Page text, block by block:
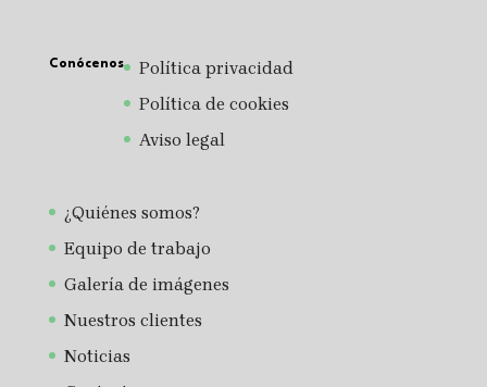
Conócenos
Política privacidad
Política de cookies
Aviso legal
¿Quiénes somos?
Equipo de trabajo
Galería de imágenes
Nuestros clientes
Noticias